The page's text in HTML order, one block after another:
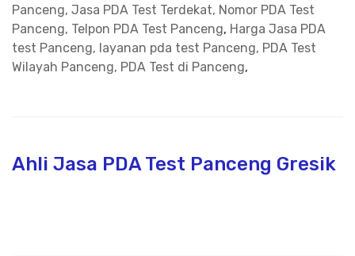
Panceng, Jasa PDA Test Terdekat, Nomor PDA Test
Panceng, Telpon PDA Test Panceng, Harga Jasa PDA
test Panceng, layanan pda test Panceng, PDA Test
Wilayah Panceng, PDA Test di Panceng,
Ahli Jasa PDA Test Panceng Gresik